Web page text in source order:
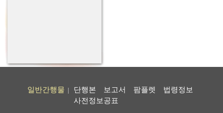
일반간행물 단행본 보고서 팜플렛
법령정보
사전정보공표